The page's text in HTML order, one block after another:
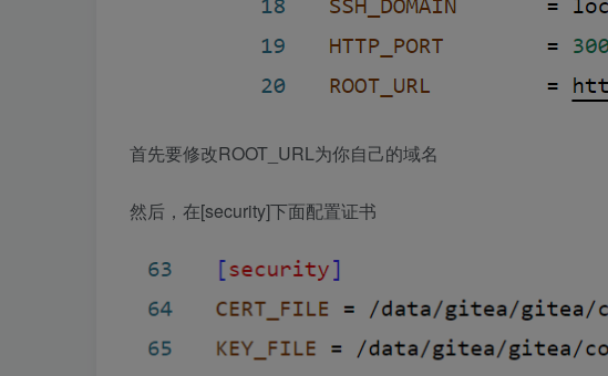
首先要修改ROOT_URL为你自己的域名
然后，在[security]下面配置证书